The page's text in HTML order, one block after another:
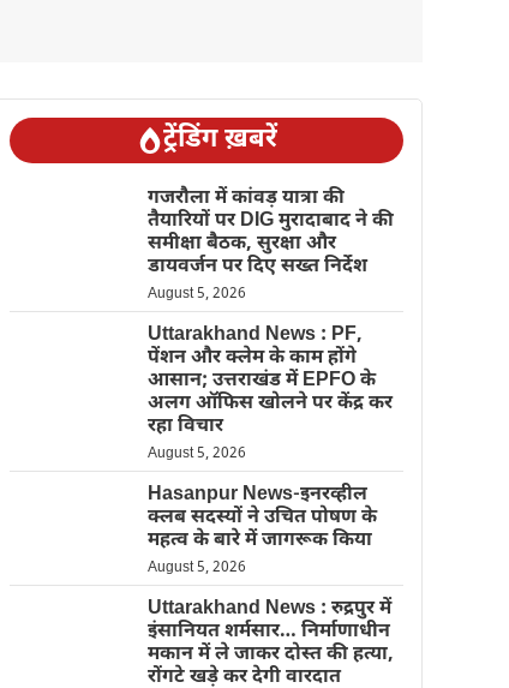
ट्रेंडिंग ख़बरें
गजरौला में कांवड़ यात्रा की
तैयारियों पर DIG मुरादाबाद ने की
समीक्षा बैठक, सुरक्षा और
डायवर्जन पर दिए सख्त निर्देश
August 5, 2026
Uttarakhand News : PF,
पेंशन और क्लेम के काम होंगे
आसान; उत्तराखंड में EPFO के
अलग ऑफिस खोलने पर केंद्र कर
रहा विचार
August 5, 2026
Hasanpur News-इनरव्हील
क्लब सदस्यों ने उचित पोषण के
महत्व के बारे में जागरूक किया
August 5, 2026
Uttarakhand News : रुद्रपुर में
इंसानियत शर्मसार… निर्माणाधीन
मकान में ले जाकर दोस्त की हत्या,
रोंगटे खड़े कर देगी वारदात